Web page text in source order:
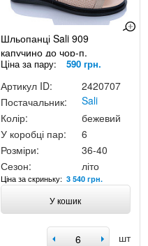
Шльопанці Sali 909
капучино до чор-п.
Ціна за пару: 590 грн.
Артикул ID:
2420707
Постачальник:
Sali
Колір:
бежевий
У коробці пар:
6
Розміри:
36-40
Сезон:
літо
Ціна за скриньку:3 540 грн.
У кошик
шт